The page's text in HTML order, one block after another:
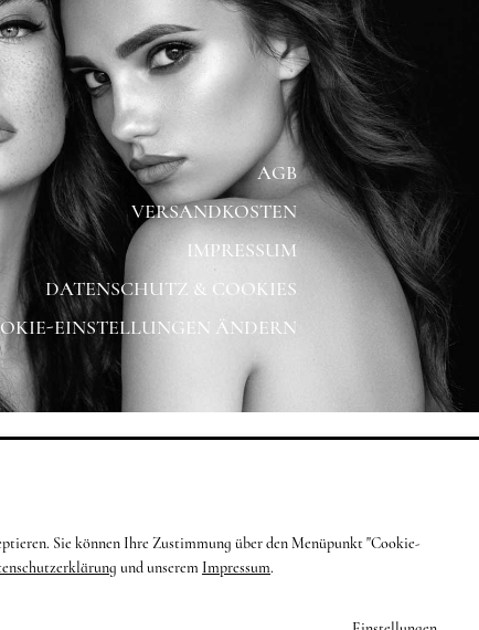
AGB
VERSANDKOSTEN
IMPRESSUM
DATENSCHUTZ & COOKIES
EINSTELLUNGEN ÄNDERN
Sie können Ihre Zustimmung über den Menüpunkt "Cookie-
und unserem Impressum.